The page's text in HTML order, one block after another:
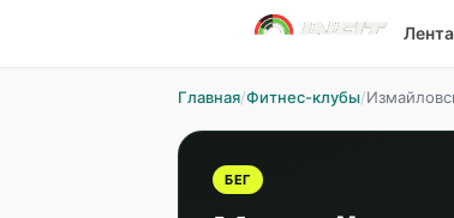
Лента
Главная/Фитнес-клубы/
БЕГ